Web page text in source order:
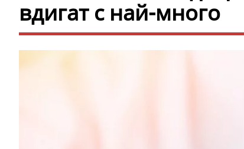
вдигат с най-много